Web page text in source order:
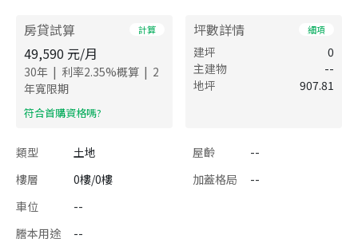
房貸試算 計算
49,590 元/月
30年 | 利率2.35%概算 | 2
年寬限期
​符合首購資格嗎?
坪數詳情 細項
建坪
0
主建物
--
地坪
907.81
類型 土地 屋齡
--
樓層
0樓/0樓 加蓋格局
--
車位
--
謄本用途
--